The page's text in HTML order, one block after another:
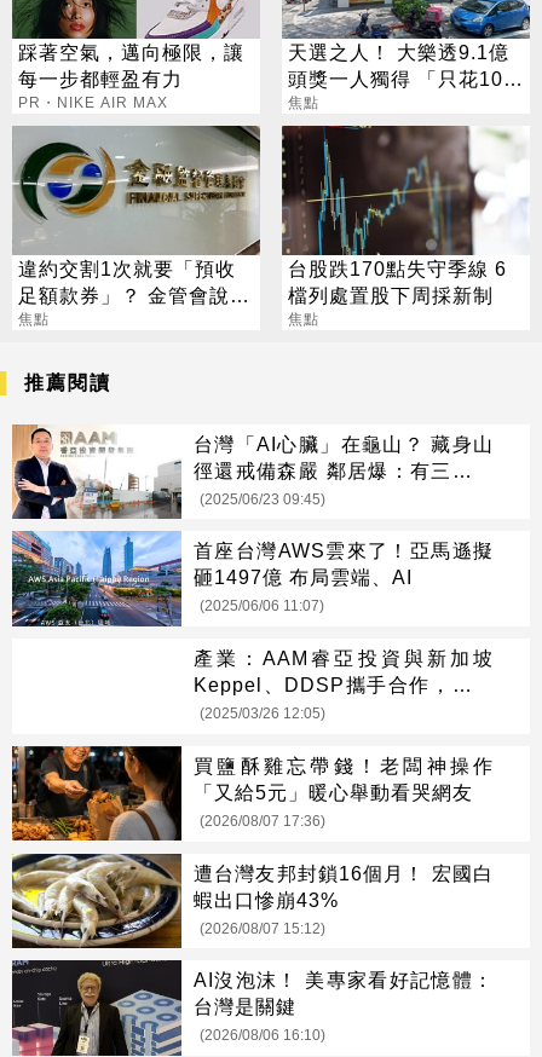
踩著空氣，邁向極限，讓
每一步都輕盈有力
PR・NIKE AIR MAX
天選之人！ 大樂透9.1億
頭獎一人獨得 「只花100
元」買法曝光
焦點
違約交割1次就要「預收
足額款券」？ 金管會說話
了
焦點
台股跌170點失守季線 6
檔列處置股下周採新制
焦點
推薦閱讀
台灣「AI心臟」在龜山？ 藏身山
徑還戒備森嚴 鄰居爆：有三家業
者
(2025/06/23 09:45)
首座台灣AWS雲來了！亞馬遜擬
砸1497億 布局雲端、AI
(2025/06/06 11:07)
產業：AAM睿亞投資與新加坡
Keppel、DDSP攜手合作，打造
國際級AI研發聚落
(2025/03/26 12:05)
買鹽酥雞忘帶錢！老闆神操作
「又給5元」暖心舉動看哭網友
(2026/08/07 17:36)
遭台灣友邦封鎖16個月！ 宏國白
蝦出口慘崩43%
(2026/08/07 15:12)
AI沒泡沫！ 美專家看好記憶體：
台灣是關鍵
(2026/08/06 16:10)